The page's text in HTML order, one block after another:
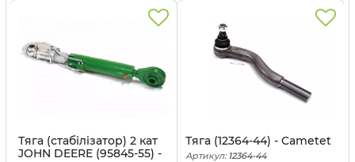
Тяга (стабілізатор) 2 кат
JOHN DEERE (95845-55) -
Тяга (12364-44) - Cametet
Артикул: 12364-44